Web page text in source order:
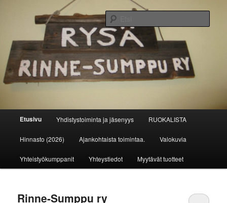
toissijaiseen
Rinne-Sumppu ry
PäävalikkoEtusivu Yhdistystoiminta ja jäsenyys RUOKALISTA
Hinnasto (2026) Ajankohtaista toimintaa. Valokuvia
Yhteistyökumppanit Yhteystiedot Myytävät tuotteet
Rinne-Sumppu ry